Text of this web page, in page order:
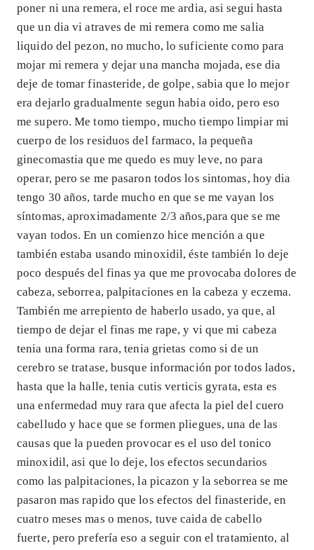
poner ni una remera, el roce me ardia, asi segui hasta
que un dia vi atraves de mi remera como me salia
liquido del pezon, no mucho, lo suficiente como para
mojar mi remera y dejar una mancha mojada, ese dia
deje de tomar finasteride, de golpe, sabia que lo mejor
era dejarlo gradualmente segun habia oido, pero eso
me supero. Me tomo tiempo, mucho tiempo limpiar mi
cuerpo de los residuos del farmaco, la pequeña
ginecomastia que me quedo es muy leve, no para
operar, pero se me pasaron todos los sintomas, hoy dia
tengo 30 años, tarde mucho en que se me vayan los
síntomas, aproximadamente 2/3 años,para que se me
vayan todos. En un comienzo hice mención a que
también estaba usando minoxidil, éste también lo deje
poco después del finas ya que me provocaba dolores de
cabeza, seborrea, palpitaciones en la cabeza y eczema.
También me arrepiento de haberlo usado, ya que, al
tiempo de dejar el finas me rape, y vi que mi cabeza
tenia una forma rara, tenia grietas como si de un
cerebro se tratase, busque información por todos lados,
hasta que la halle, tenia cutis verticis gyrata, esta es
una enfermedad muy rara que afecta la piel del cuero
cabelludo y hace que se formen pliegues, una de las
causas que la pueden provocar es el uso del tonico
minoxidil, asi que lo deje, los efectos secundarios
como las palpitaciones, la picazon y la seborrea se me
pasaron mas rapido que los efectos del finasteride, en
cuatro meses mas o menos, tuve caida de cabello
fuerte, pero prefería eso a seguir con el tratamiento, al